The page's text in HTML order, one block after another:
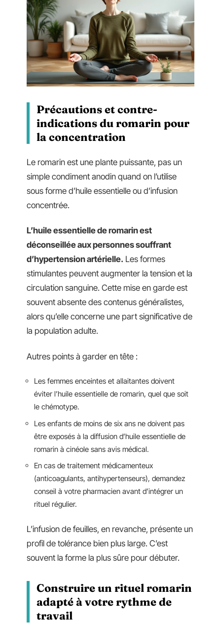
Précautions et contre-
indications du romarin pour
la concentration
Le romarin est une plante puissante, pas un
simple condiment anodin quand on l’utilise
sous forme d’huile essentielle ou d’infusion
concentrée.
L’huile essentielle de romarin est
déconseillée aux personnes souffrant
d’hypertension artérielle. Les formes
stimulantes peuvent augmenter la tension et la
circulation sanguine. Cette mise en garde est
souvent absente des contenus généralistes,
alors qu’elle concerne une part significative de
la population adulte.
Autres points à garder en tête :
Les femmes enceintes et allaitantes doivent
éviter l’huile essentielle de romarin, quel que soit
le chémotype.
Les enfants de moins de six ans ne doivent pas
être exposés à la diffusion d’huile essentielle de
romarin à cinéole sans avis médical.
En cas de traitement médicamenteux
(anticoagulants, antihypertenseurs), demandez
conseil à votre pharmacien avant d’intégrer un
rituel régulier.
L’infusion de feuilles, en revanche, présente un
profil de tolérance bien plus large. C’est
souvent la forme la plus sûre pour débuter.
Construire un rituel romarin
adapté à votre rythme de
travail